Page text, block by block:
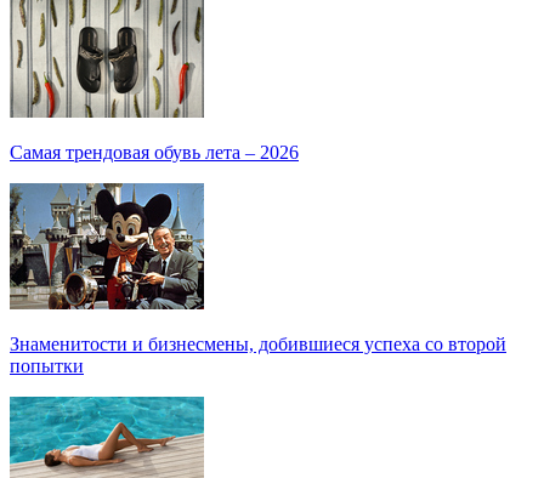
Самая трендовая обувь лета – 2026
Знаменитости и бизнесмены, добившиеся успеха со второй
попытки